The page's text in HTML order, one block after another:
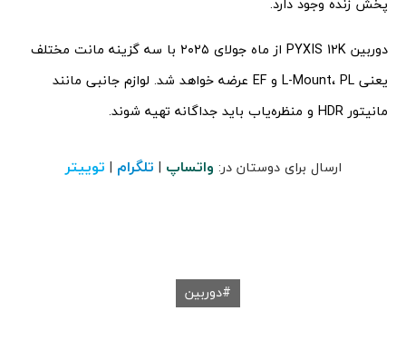
دوربین PYXIS 12K از ماه جولای ۲۰۲۵ با سه گزینه مانت مختلف
یعنی L-Mount، PL و EF عرضه خواهد شد. لوازم جانبی مانند
مانیتور HDR و منظره‌یاب باید جداگانه تهیه شوند.
ارسال برای دوستان در: واتساپ | تلگرام | توییتر
دوربین